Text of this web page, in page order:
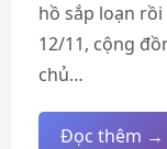
hồ sắp loạn
12/11, cộng
chủ…
Đọc thêm →